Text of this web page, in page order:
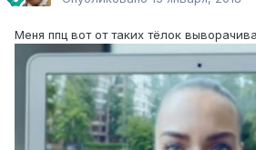
Меня ппц вот от таких тёлок